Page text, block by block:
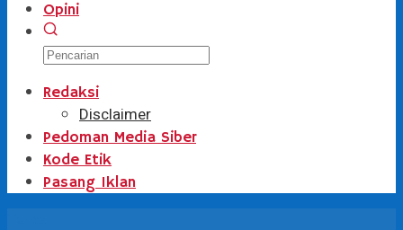
Opini
Redaksi
Disclaimer
Pedoman Media Siber
Kode Etik
Pasang Iklan